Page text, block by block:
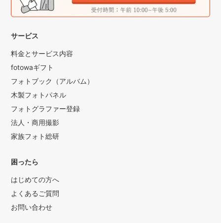
サービス
料金とサービス内容
fotowaギフト
フォトブック（アルバム）
木製フォトパネル
フォトグラファー登録
法人・商用撮影
家族フォト総研
困ったら
はじめての方へ
よくあるご質問
お問い合わせ